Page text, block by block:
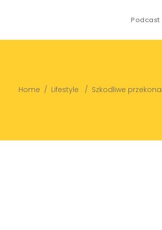
Podcast
Home / Lifestyle / Szkodliwe